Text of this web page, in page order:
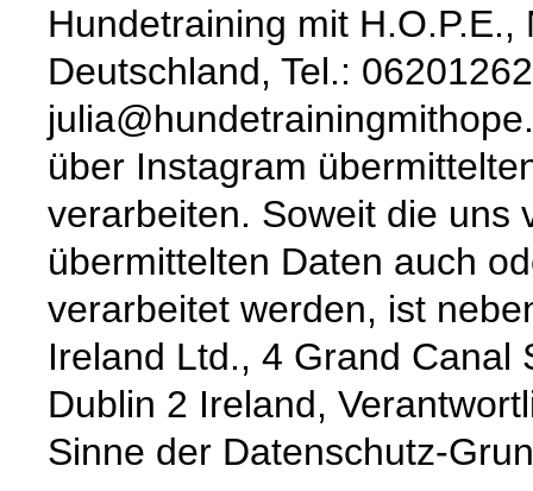
Hundetraining mit
Deutschland, Tel.:
über Instagram
verarbeiten. Soweit die uns
übermittelten Daten auch
verarbeitet werden, ist
Ireland Ltd., 4 Grand Canal
Dublin 2 Ireland,
Sinne der Datenschutz-